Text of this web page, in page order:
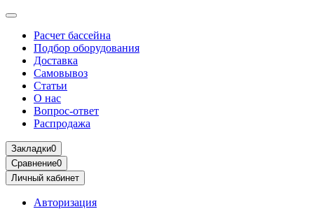
Расчет бассейна
Подбор оборудования
Доставка
Самовывоз
Статьи
О нас
Вопрос-ответ
Распродажа
Закладки0
Сравнение0
Личный кабинет
Авторизация